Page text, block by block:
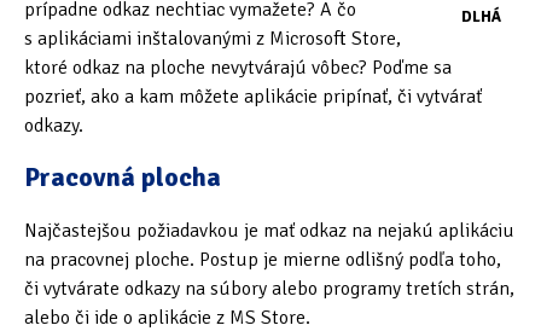
Názory & zkušenosti(143)
Oficiální materiály(57)
Pozvánky & oznámení
Pracuji sluchem(564)
Pracuji sluchem a hmatem(566)
Pracuji zrakem(456)
DLHÁ
prípadne odkaz nechtiac vymažete? A čo
s aplikáciami inštalovanými z Microsoft Store,
ktoré odkaz na ploche nevytvárajú vôbec? Poďme sa
pozrieť, ako a kam môžete aplikácie pripínať, či vytvárať
odkazy.
Pracovná plocha
Najčastejšou požiadavkou je mať odkaz na nejakú aplikáciu
na pracovnej ploche. Postup je mierne odlišný podľa toho,
či vytvárate odkazy na súbory alebo programy tretích strán,
alebo či ide o aplikácie z MS Store.